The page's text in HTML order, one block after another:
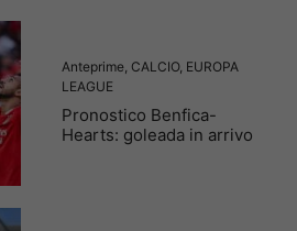
Anteprime CALCIO, EUROPA
LEAGUE
Pronostico Benfica-
Hearts: goleada in arrivo